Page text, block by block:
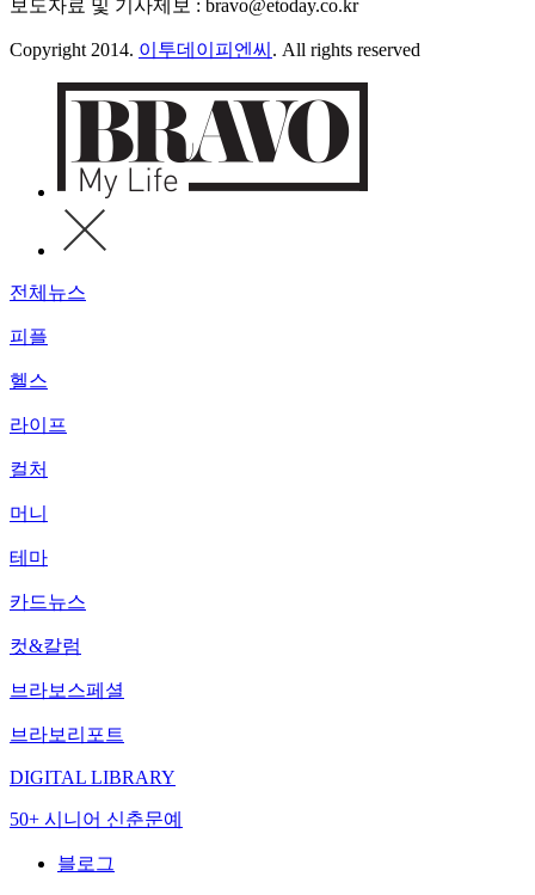
보도자료 및 기사제보 : bravo@etoday.co.kr
Copyright 2014. 이투데이피엔씨 . All rights reserved
전체뉴스
피플
헬스
라이프
컬처
머니
테마
카드뉴스
컷&칼럼
브라보스페셜
브라보리포트
DIGITAL LIBRARY
50+ 시니어 신춘문예
블로그